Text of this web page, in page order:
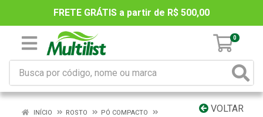
FRETE GRÁTIS a partir de R$ 500,00
0
VOLTAR
INÍCIO ROSTO
PÓ COMPACTO